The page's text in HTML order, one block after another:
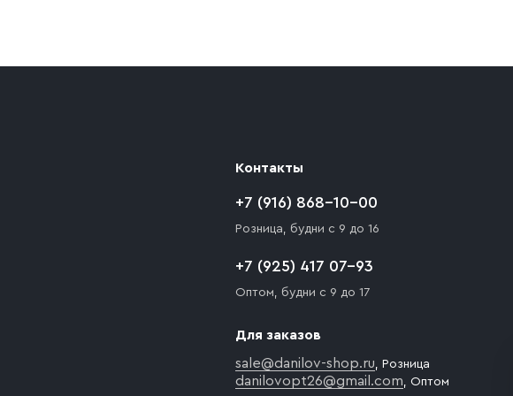
разгрузки товара и не нарушает правила
Контакты
+7 (916) 868-10-00
Розница, будни с 9 до 16
+7 (925) 417 07-93
Оптом, будни с 9 до 17
Для заказов
sale@danilov-shop.ru, Розница
danilovopt26@gmail.com, Оптом